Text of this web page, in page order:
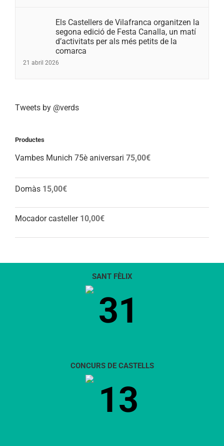
Els Castellers de Vilafranca organitzen la
segona edició de Festa Canalla, un matí
d’activitats per als més petits de la
comarca
21 abril 2026
Tweets by @verds
Productes
Vambes Munich 75è aniversari 75,00€
Domàs 15,00€
Mocador casteller 10,00€
SANT FÈLIX
31
CONCURS DE CASTELLS
13